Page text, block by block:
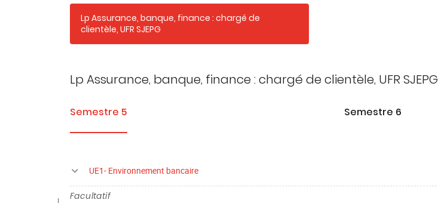
Lp Assurance, banque, finance : chargé de
clientèle, UFR SJEPG
Lp Assurance, banque, finance : chargé de clientèle, UFR SJEPG
Semestre 5 Semestre 6
UE1- Environnement bancaire
Facultatif